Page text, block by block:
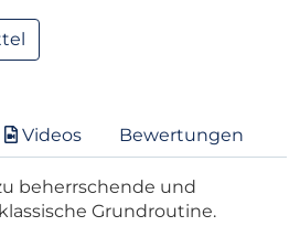
Videos Bewertungen
beherrschende und
Grundroutine.